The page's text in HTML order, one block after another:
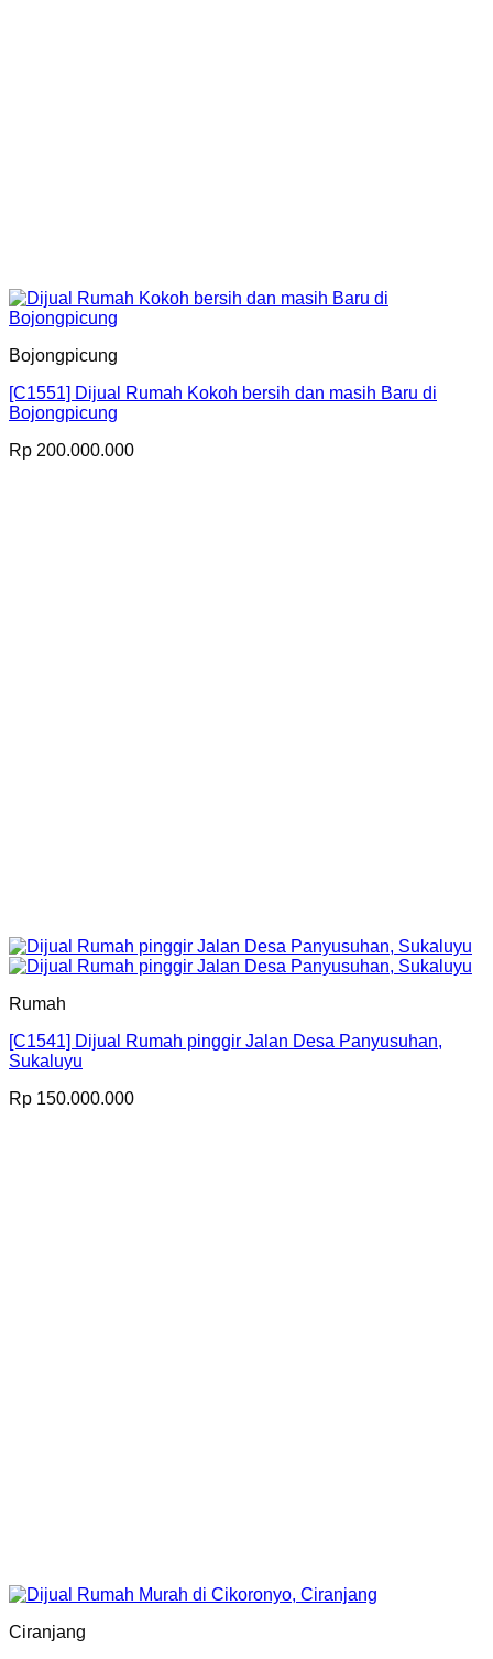
Bojongpicung
[C1551] Dijual Rumah Kokoh bersih dan masih Baru di
Bojongpicung
Rp 200.000.000
Rumah
[C1541] Dijual Rumah pinggir Jalan Desa Panyusuhan,
Sukaluyu
Rp 150.000.000
Ciranjang